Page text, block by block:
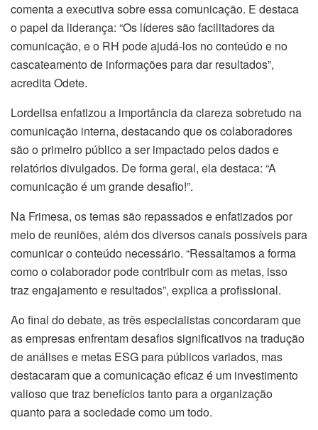
comenta a executiva sobre essa comunicação. E destaca
o papel da liderança: “Os líderes são facilitadores da
comunicação, e o RH pode ajudá-los no conteúdo e no
cascateamento de informações para dar resultados”,
acredita Odete.
Lordelisa enfatizou a importância da clareza sobretudo na
comunicação interna, destacando que os colaboradores
são o primeiro público a ser impactado pelos dados e
relatórios divulgados. De forma geral, ela destaca: “A
comunicação é um grande desafio!”.
Na Frimesa, os temas são repassados e enfatizados por
meio de reuniões, além dos diversos canais possíveis para
comunicar o conteúdo necessário. “Ressaltamos a forma
como o colaborador pode contribuir com as metas, isso
traz engajamento e resultados”, explica a profissional.
Ao final do debate, as três especialistas concordaram que
as empresas enfrentam desafios significativos na tradução
de análises e metas ESG para públicos variados, mas
destacaram que a comunicação eficaz é um investimento
valioso que traz benefícios tanto para a organização
quanto para a sociedade como um todo.